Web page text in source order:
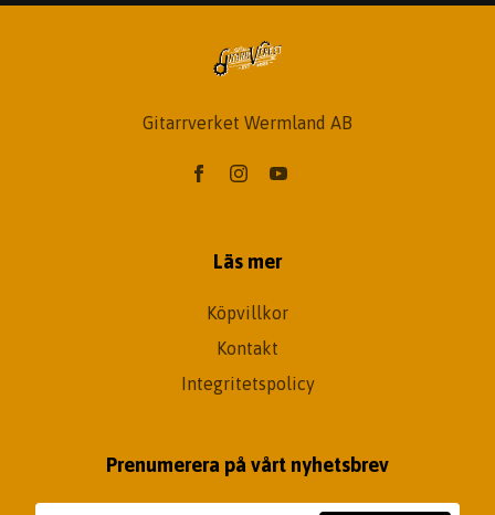
Gitarrverket Wermland AB
Läs mer
Köpvillkor
Kontakt
Integritetspolicy
Prenumerera på vårt nyhetsbrev